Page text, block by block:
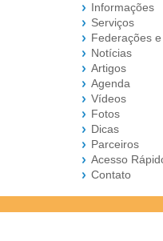
Informações
Serviços
Federações
Notícias
Artigos
Agenda
Vídeos
Fotos
Dicas
Parceiros
Acesso
Contato